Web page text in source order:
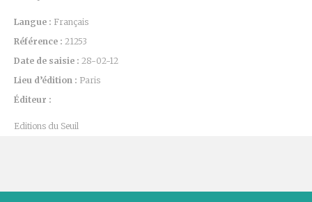
Langue : Français
Référence : 21253
Date de saisie : 28-02-12
Lieu d’édition : Paris
Éditeur :
Editions du Seuil